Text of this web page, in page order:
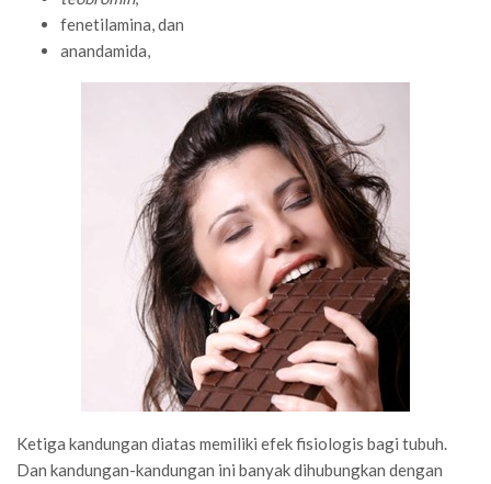
fenetilamina, dan
anandamida,
Ketiga kandungan diatas memiliki efek fisiologis bagi tubuh.
Dan kandungan-kandungan ini banyak dihubungkan dengan